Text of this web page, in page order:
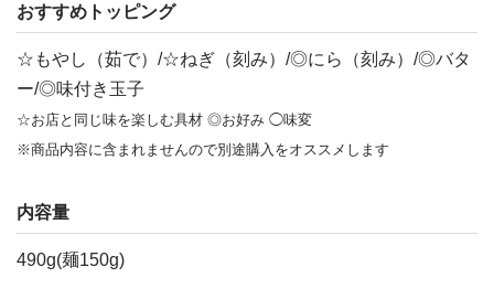
おすすめトッピング
☆もやし（茹で）/☆ねぎ（刻み）/◎にら（刻み）/◎バタ
ー/◎味付き玉子
☆お店と同じ味を楽しむ具材 ◎お好み ◯味変
※商品内容に含まれませんので別途購入をオススメします
内容量
490g(麺150g)